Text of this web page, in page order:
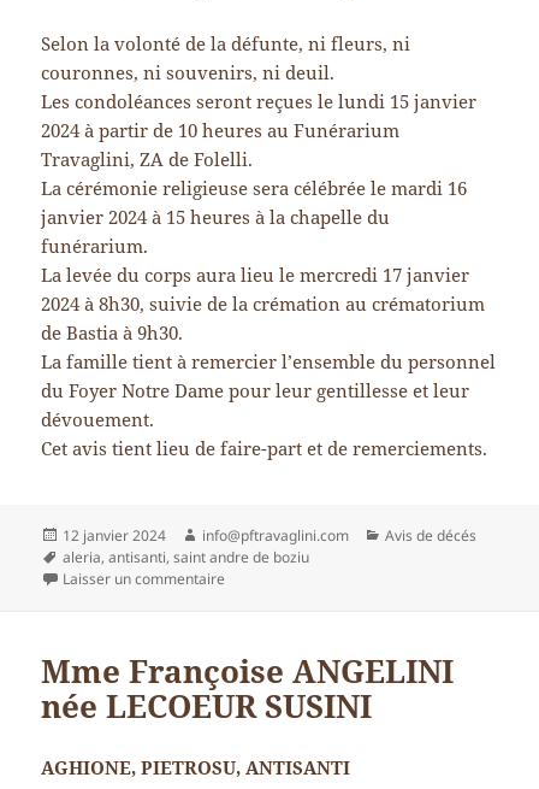
Selon la volonté de la défunte, ni fleurs, ni
couronnes, ni souvenirs, ni deuil.
Les condoléances seront reçues le lundi 15 janvier
2024 à partir de 10 heures au Funérarium
Travaglini, ZA de Folelli.
La cérémonie religieuse sera célébrée le mardi 16
janvier 2024 à 15 heures à la chapelle du
funérarium.
La levée du corps aura lieu le mercredi 17 janvier
2024 à 8h30, suivie de la crémation au crématorium
de Bastia à 9h30.
La famille tient à remercier l’ensemble du personnel
du Foyer Notre Dame pour leur gentillesse et leur
dévouement.
Cet avis tient lieu de faire-part et de remerciements.
Publié
le
12 janvier 2024 Auteur
info@pftravaglini.com Catégories
Avis de décés
Mots-
clés
aleria,antisanti,saint andre de boziu
Laisser un commentaire
Mme Françoise ANGELINI
née LECOEUR SUSINI
AGHIONE, PIETROSU, ANTISANTI